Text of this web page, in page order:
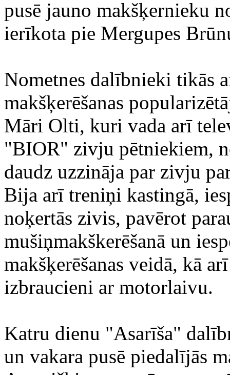
pusē jauno makšķernieku
ierīkota pie Mergupes
Nometnes dalībnieki tikās
makšķerēšanas
Māri Olti, kuri vada arī
"BIOR" zivju pētniekiem,
daudz uzzināja par zivju
Bija arī treniņi kastingā,
noķertās zivis, pavērot
mušiņmakškerēšanā un
makšķerēšanas veidā, kā
izbraucieni ar motorlaivu.
Katru dienu "Asarīša"
un vakara pusē piedalījās